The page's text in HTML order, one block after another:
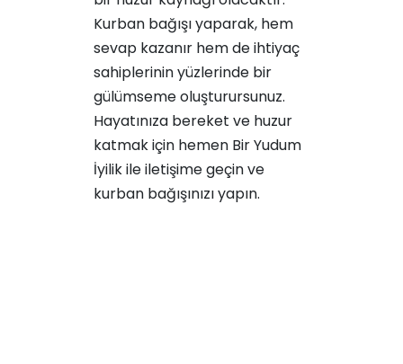
Kurban bağışı yaparak, hem
sevap kazanır hem de ihtiyaç
sahiplerinin yüzlerinde bir
gülümseme oluşturursunuz.
Hayatınıza bereket ve huzur
katmak için hemen Bir Yudum
İyilik ile iletişime geçin ve
kurban bağışınızı yapın.